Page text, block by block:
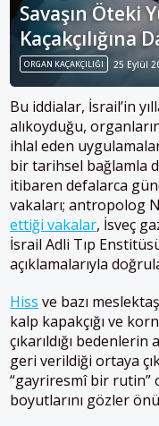
Savaşın Öteki
ORGAN KAÇAKÇILIĞI 25 Eylül
Bu iddialar, İsrail’in
alıkoyduğu,
ihlal eden
bir tarihsel bağlamla
itibaren defalarca
vakaları; antropolog
ettiği vakalar, İsveç
İsrail Adli Tıp
açıklamalarıyla
Hiss ve bazı
kalp kapakçığı ve
çıkarıldığı
geri verildiği ortaya
“gayriresmî bir rutin”
boyutlarını gözler